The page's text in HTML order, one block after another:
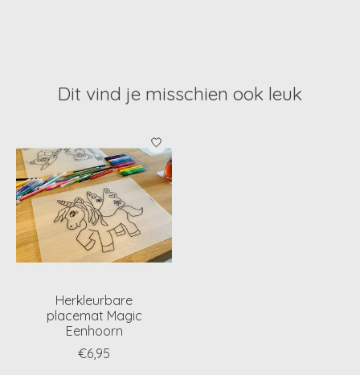
Dit vind je misschien ook leuk
Items van productcarrousel
Herkleurbare
placemat Magic
Eenhoorn
€6,95